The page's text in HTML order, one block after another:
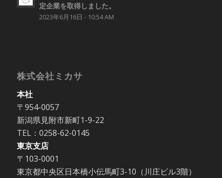
定企業を取得しました。
2023年6月16日 - 10:54 AM
株式会社ミカサ
本社
〒954-0057
新潟県見附市新町1-9-22
TEL：0258-62-0145
東京支店
〒103-0001
東京都中央区日本橋小伝馬町3-10（川庄ビル3階）